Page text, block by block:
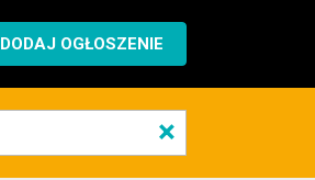
DODAJ OGŁOSZENIE
×